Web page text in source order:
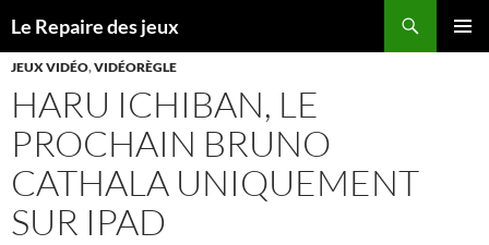
Le Repaire des jeux
AU
CONTENU
JEUX VIDÉO,VIDÉORÈGLE
HARU ICHIBAN, LE
PROCHAIN BRUNO
CATHALA UNIQUEMENT
SUR IPAD